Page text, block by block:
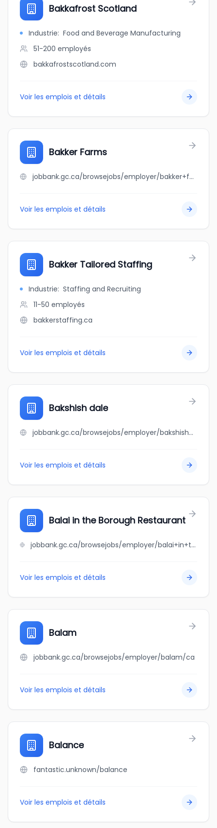
Bakkafrost Scotland
Industrie: Food and Beverage Manufacturing
51-200 employés
bakkafrostscotland.com
Voir les emplois et détails
Bakker Farms
jobbank.gc.ca/browsejobs/employer/bakker+farms/ca
Voir les emplois et détails
Bakker Tailored Staffing
Industrie: Staffing and Recruiting
11-50 employés
bakkerstaffing.ca
Voir les emplois et détails
Bakshish dale
jobbank.gc.ca/browsejobs/employer/bakshish+dale/ca
Voir les emplois et détails
Balai in the Borough Restaurant
jobbank.gc.ca/browsejobs/employer/balai+in+the+borough+restaurant/ca
Voir les emplois et détails
Balam
jobbank.gc.ca/browsejobs/employer/balam/ca
Voir les emplois et détails
Balance
fantastic.unknown/balance
Voir les emplois et détails